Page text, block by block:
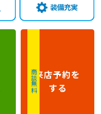
古い順
商談無料来店予約を
する